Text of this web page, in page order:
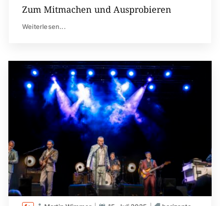
Zum Mitmachen und Ausprobieren
Weiterlesen...